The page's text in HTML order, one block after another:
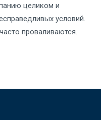
целиком и
условий.
проваливаются.